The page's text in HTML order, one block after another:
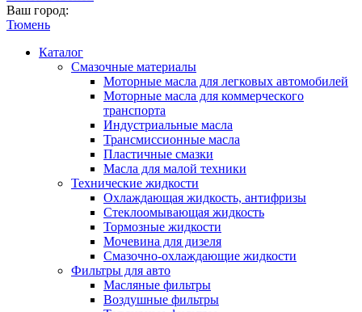
Ваш город:
Тюмень
Каталог
Смазочные материалы
Моторные масла для легковых автомобилей
Моторные масла для коммерческого
транспорта
Индустриальные масла
Трансмиссионные масла
Пластичные смазки
Масла для малой техники
Технические жидкости
Охлаждающая жидкость, антифризы
Стеклоомывающая жидкость
Тормозные жидкости
Мочевина для дизеля
Смазочно-охлаждающие жидкости
Фильтры для авто
Масляные фильтры
Воздушные фильтры